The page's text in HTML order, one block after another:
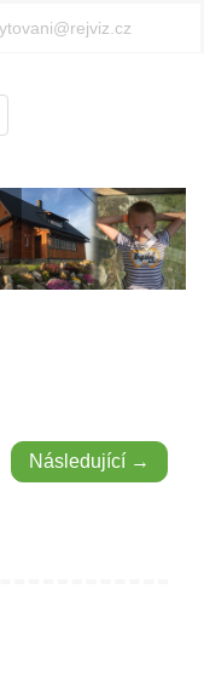
Další
Následující →